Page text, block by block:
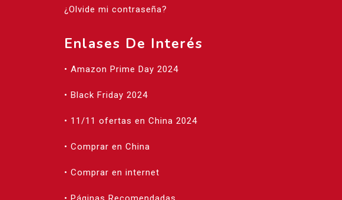
¿Olvide mi contraseña?
Enlases De Interés
• Amazon Prime Day 2024
• Black Friday 2024
• 11/11 ofertas en China 2024
• Comprar en China
• Comprar en internet